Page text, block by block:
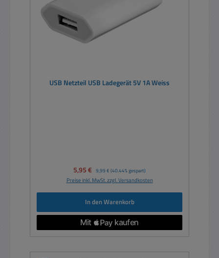
USB Netzteil USB Ladegerät 5V 1A Weiss
Verkaufspreis:
5,95 € Regulärer Preis:
9,99 € (40.44% gespart)
Preise inkl. MwSt. zzgl. Versandkosten
In den Warenkorb